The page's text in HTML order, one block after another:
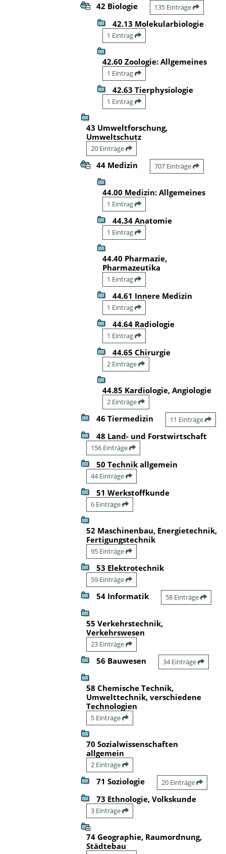
42 Biologie 135 Einträge
42.13 Molekularbiologie
1 Eintrag
42.60 Zoologie: Allgemeines
1 Eintrag
42.63 Tierphysiologie
1 Eintrag
43 Umweltforschung,
Umweltschutz
20 Einträge
44 Medizin 707 Einträge
44.00 Medizin: Allgemeines
1 Eintrag
44.34 Anatomie
1 Eintrag
44.40 Pharmazie,
Pharmazeutika
1 Eintrag
44.61 Innere Medizin
1 Eintrag
44.64 Radiologie
1 Eintrag
44.65 Chirurgie
2 Einträge
44.85 Kardiologie, Angiologie
2 Einträge
46 Tiermedizin 11 Einträge
48 Land- und Forstwirtschaft
156 Einträge
50 Technik allgemein
44 Einträge
51 Werkstoffkunde
6 Einträge
52 Maschinenbau, Energietechnik,
Fertigungstechnik
95 Einträge
53 Elektrotechnik
59 Einträge
54 Informatik 58 Einträge
55 Verkehrstechnik,
Verkehrswesen
23 Einträge
56 Bauwesen 34 Einträge
58 Chemische Technik,
Umwelttechnik, verschiedene
Technologien
5 Einträge
70 Sozialwissenschaften
allgemein
2 Einträge
71 Soziologie 20 Einträge
73 Ethnologie, Volkskunde
3 Einträge
74 Geographie, Raumordnung,
Städtebau